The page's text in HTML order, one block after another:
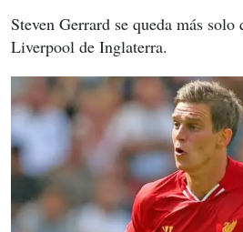
Steven Gerrard se queda más solo
Liverpool de Inglaterra.